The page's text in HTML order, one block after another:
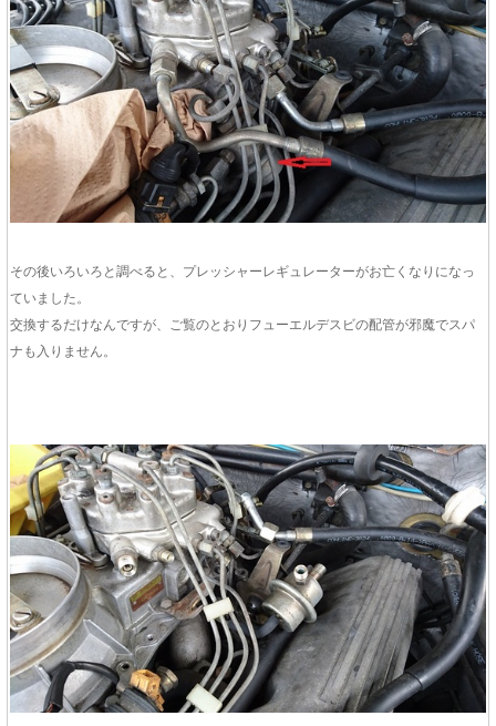
その後いろいろと調べると、プレッシャーレギュレーターがお亡くなりになっ
ていました。
交換するだけなんですが、ご覧のとおりフューエルデスビの配管が邪魔でスパ
ナも入りません。